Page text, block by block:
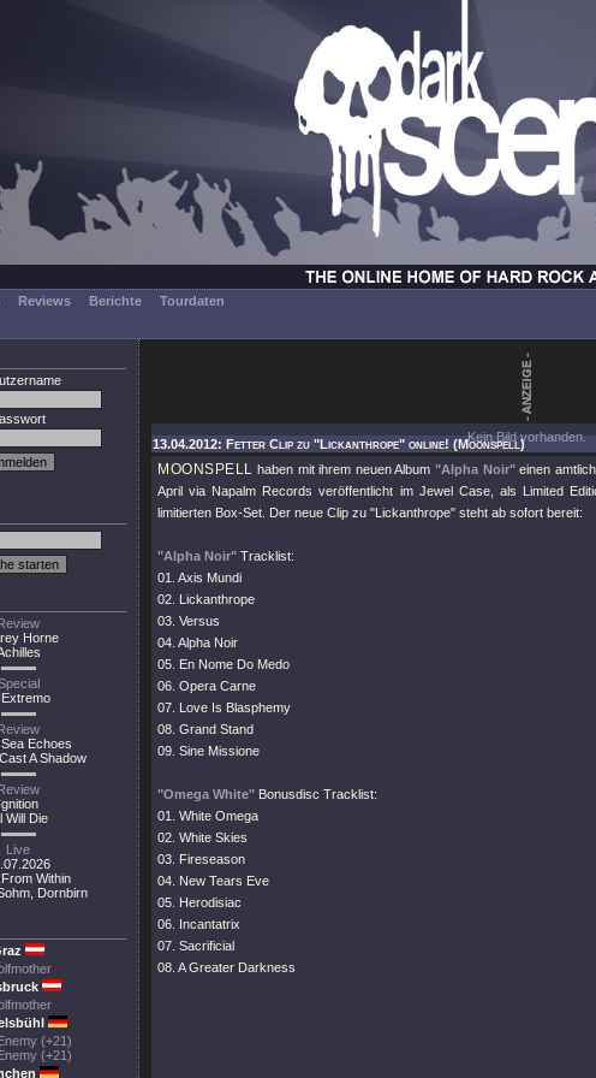
Reviews Berichte
Tourdaten
Horne
Extremo
Echoes
A Shadow
Ignition
Will Die
Live
Within
Dornbirn
(+21)
(+21)
Kein Bild vorhanden.
13.04.2012: Fetter Clip zu "Lickanthrope" online! (Moonspell)
MOONSPELL haben mit ihrem neuen Album"Alpha Noir"einen
April via Napalm Records veröffentlicht im Jewel Case, als Limited
limitierten Box-Set. Der neue Clip zu "Lickanthrope" steht ab sofort bereit:
"Alpha Noir" Tracklist:
01. Axis Mundi
02. Lickanthrope
03. Versus
04. Alpha Noir
05. En Nome Do Medo
06. Opera Carne
07. Love Is Blasphemy
08. Grand Stand
09. Sine Missione
"Omega White" Bonusdisc Tracklist:
01. White Omega
02. White Skies
03. Fireseason
04. New Tears Eve
05. Herodisiac
06. Incantatrix
07. Sacrificial
08. A Greater Darkness